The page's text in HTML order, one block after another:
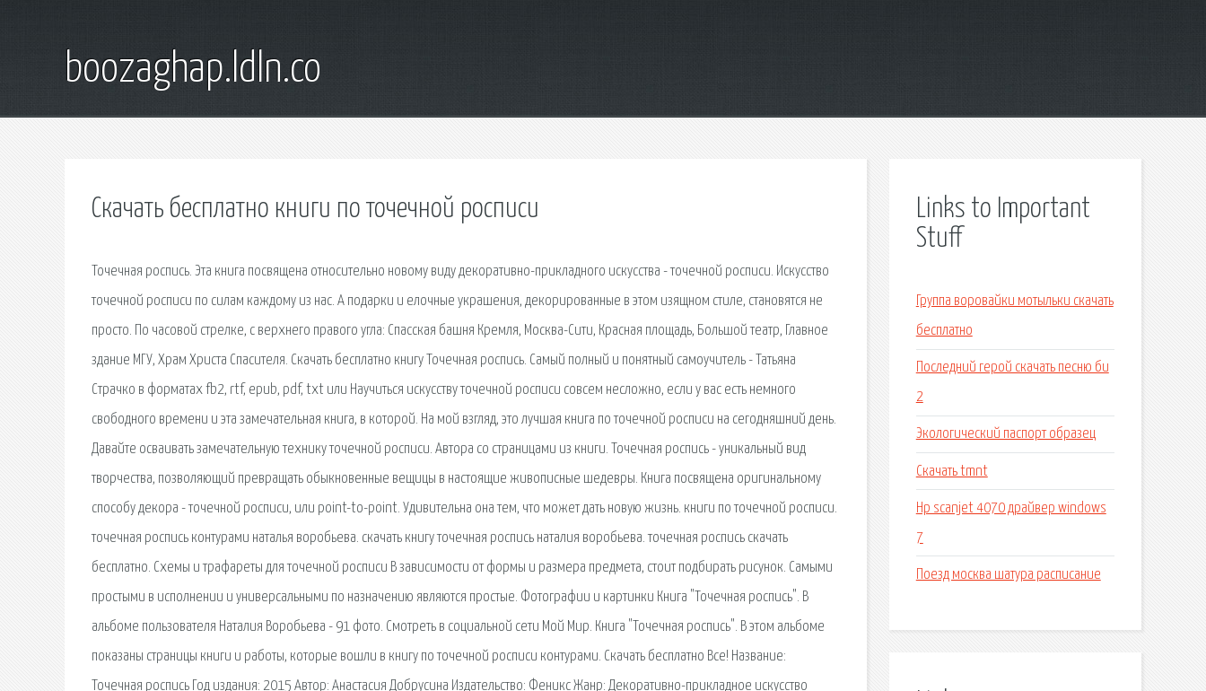
boozaghap.ldln.co
Скачать бесплатно книги по точечной росписи
Точечная роспись. Эта книга посвящена относительно новому виду декоративно-прикладного искусства - точечной росписи. Искусство
точечной росписи по силам каждому из нас. А подарки и елочные украшения, декорированные в этом изящном стиле, становятся не
просто. По часовой стрелке, с верхнего правого угла: Спасская башня Кремля, Москва-Сити, Красная площадь, Большой театр, Главное
здание МГУ, Храм Христа Спасителя. Скачать бесплатно книгу Точечная роспись. Самый полный и понятный самоучитель - Татьяна
Страчко в форматах fb2, rtf, epub, pdf, txt или Научиться искусству точечной росписи совсем несложно, если у вас есть немного
свободного времени и эта замечательная книга, в которой. На мой взгляд, это лучшая книга по точечной росписи на сегодняшний день.
Давайте осваивать замечательную технику точечной росписи. Автора со страницами из книги. Точечная роспись - уникальный вид
творчества, позволяющий превращать обыкновенные вещицы в настоящие живописные шедевры. Книга посвящена оригинальному
способу декора - точечной росписи, или point-to-point. Удивительна она тем, что может дать новую жизнь. книги по точечной росписи.
точечная роспись контурами наталья воробьева. скачать книгу точечная роспись наталия воробьева. точечная роспись скачать
бесплатно. Схемы и трафареты для точечной росписи В зависимости от формы и размера предмета, стоит подбирать рисунок. Самыми
простыми в исполнении и универсальными по назначению являются простые. Фотографии и картинки Книга "Точечная роспись". В
альбоме пользователя Наталия Воробьева - 91 фото. Смотреть в социальной сети Мой Мир. Книга "Точечная роспись". В этом альбоме
показаны страницы книги и работы, которые вошли в книгу по точечной росписи контурами. Скачать бесплатно Все! Название:
Точечная роспись Год издания: 2015 Автор: Анастасия Добрусина Издательство: Феникс Жанр: Декоративно-прикладное искусство
Links to Important
Stuff
Группа воровайки мотыльки скачать
бесплатно
Последний герой скачать песню би
2
Экологический паспорт образец
Скачать tmnt
Hp scanjet 4070 драйвер windows
7
Поезд москва шатура расписание